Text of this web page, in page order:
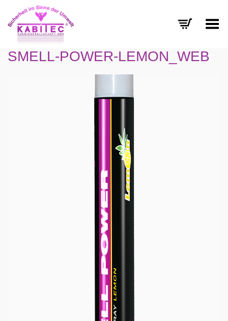
Menü umschalten
SMELL-POWER-LEMON_WEB